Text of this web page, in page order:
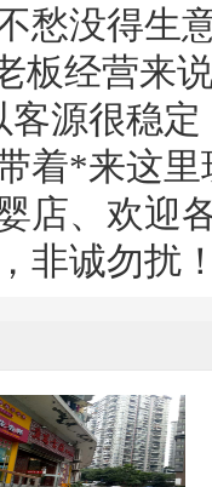
愁没得生
板经营来
源很稳
着*来这
店、欢迎
非诚勿扰